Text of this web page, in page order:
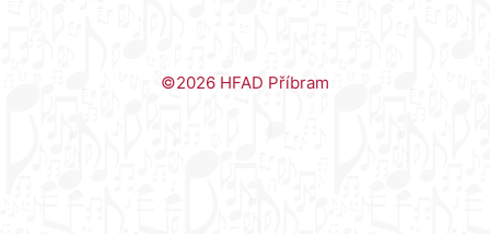
©2026 HFAD Příbram